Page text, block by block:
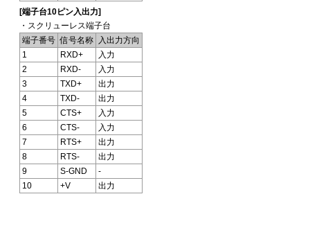
[端子台10ピン入出力]
・スクリューレス端子台
端子番号 信号名称
入出力方向
1
RXD+
入力
2
RXD-
入力
3
TXD+
出力
4
TXD-
出力
5
CTS+
入力
6
CTS-
入力
7
RTS+
出力
8
RTS-
出力
9
S-GND
-
10
+V 出力